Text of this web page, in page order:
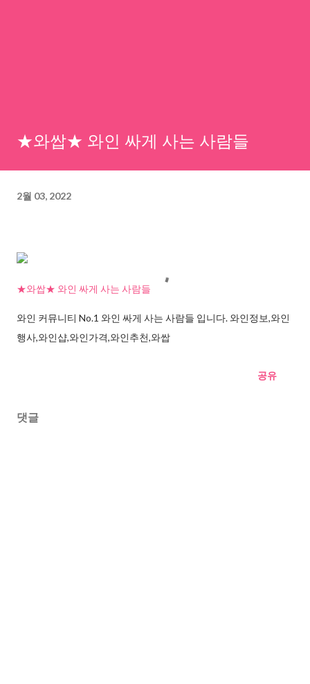
★와쌉★ 와인 싸게 사는 사람들
2월 03, 2022
★와쌉★ 와인 싸게 사는 사람들
와인 커뮤니티 No.1 와인 싸게 사는 사람들 입니다. 와인정보,와인
행사,와인샵,와인가격,와인추천,와쌉
공유
댓글